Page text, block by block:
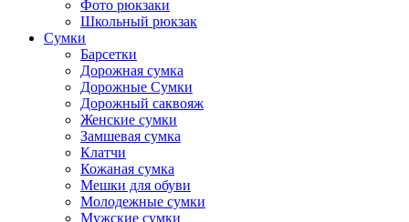
Фото рюкзаки
Школьный рюкзак
Сумки
Барсетки
Дорожная сумка
Дорожные Сумки
Дорожный саквояж
Женские сумки
Замшевая сумка
Клатчи
Кожаная сумка
Мешки для обуви
Молодежные сумки
Мужские сумки